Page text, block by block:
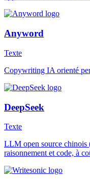
Anyword
Texte
Copywriting IA orienté
DeepSeek
Texte
LLM open source chinois
raisonnement et code, à